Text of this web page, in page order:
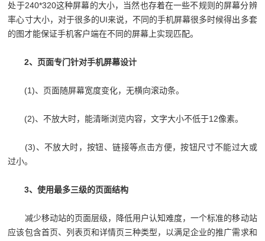
处于240*320这种屏幕的大小，当然也存着在一些不规则的屏幕分辨
率心寸大小，对于很多的UI来说，不同的手机屏幕很多时候得出多套
的图才能保证手机客户端在不同的屏幕上实现匹配。
2、页面专门针对手机屏幕设计
(1)、页面随屏幕宽度变化，无横向滚动条。
(2)、不放大时，能清晰浏览内容，文字大小不低于12像素。
(3)、不放大时，按钮、链接等点击方便，按钮尺寸不能过大或
过小。
3、使用最多三级的页面结构
减少移动站的页面层级，降低用户认知难度，一个标准的移动站
应该包含首页、列表页和详情页三种类型，以满足企业的推广需求和